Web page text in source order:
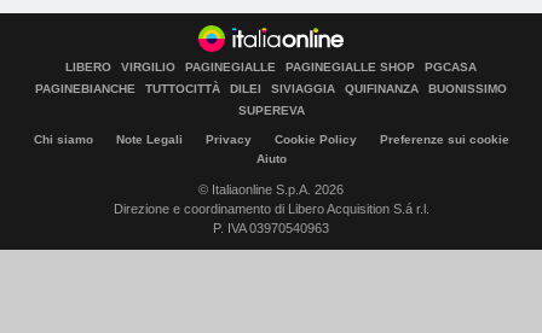
LIBERO VIRGILIO PAGINEGIALLE PAGINEGIALLE SHOP
PGCASA
PAGINEBIANCHE
TUTTOCITTÀ DILEI SIVIAGGIA QUIFINANZA
BUONISSIMO
SUPEREVA
Chi siamo Note Legali Privacy Cookie Policy
Preferenze sui cookie
Aiuto
© Italiaonline S.p.A. 2026
Direzione e coordinamento di Libero Acquisition S.á r.l.
P. IVA 03970540963